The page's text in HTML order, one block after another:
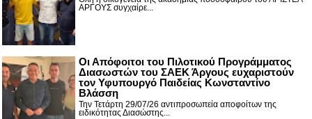
ΑΡΓΟΥΣ συγχαίρε...
Οι Απόφοιτοι του Πιλοτικού Προγράμματος
Διασωστών του ΣΑΕΚ Άργους ευχαριστούν
τον Υφυπουργό Παιδείας Κωνσταντίνο
Βλάσση
Την Τετάρτη 29/07/26 αντιπροσωπεία αποφοίτων της
ειδικότητας Διασώστης...